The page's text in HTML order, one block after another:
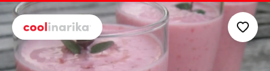
Preskoči na glavni sadržaj